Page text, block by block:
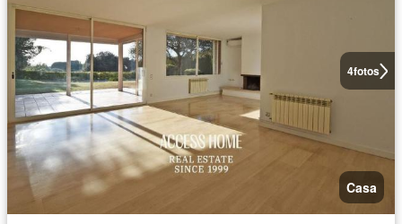
4fotos
Casa